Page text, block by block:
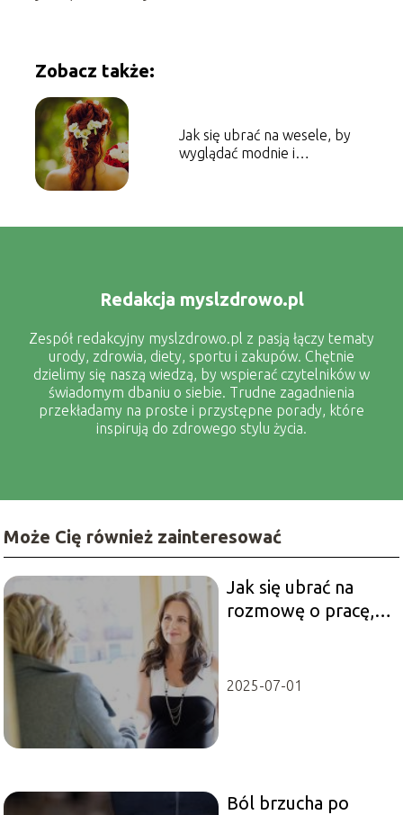
Zobacz także:
Jak się ubrać na wesele, by
wyglądać modnie i
Redakcja myslzdrowo.pl
Zespół redakcyjny myslzdrowo.pl z pasją łączy tematy
urody, zdrowia, diety, sportu i zakupów. Chętnie
dzielimy się naszą wiedzą, by wspierać czytelników w
świadomym dbaniu o siebie. Trudne zagadnienia
przekładamy na proste i przystępne porady, które
inspirują do zdrowego stylu życia.
Może Cię również zainteresować
Jak się ubrać na
rozmowę o pracę,
2025-07-01
Ból brzucha po